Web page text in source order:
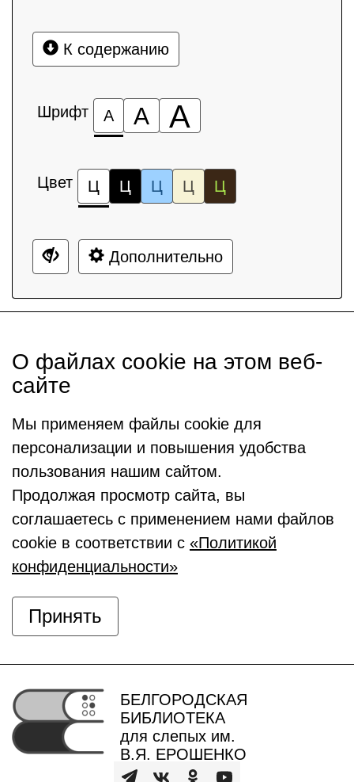
К содержанию
Шрифт А А А
Цвет Ц Ц Ц Ц Ц
Дополнительно
О файлах cookie на этом веб-
сайте
Мы применяем файлы cookie для
персонализации и повышения удобства
пользования нашим сайтом.
Продолжая просмотр сайта, вы
соглашаетесь с применением нами файлов
cookie в соответствии с «Политикой
конфиденциальности»
Принять
БЕЛГОРОДСКАЯ
БИБЛИОТЕКА
для слепых им.
В.Я. ЕРОШЕНКО